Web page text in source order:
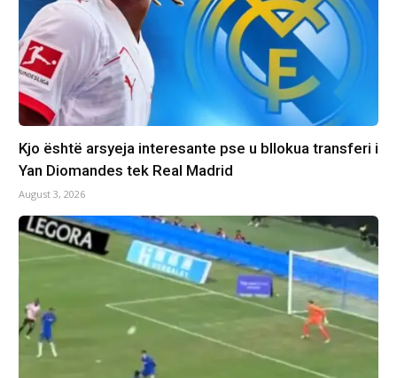
Kjo është arsyeja interesante pse u bllokua transferi i
Yan Diomandes tek Real Madrid
August 3, 2026